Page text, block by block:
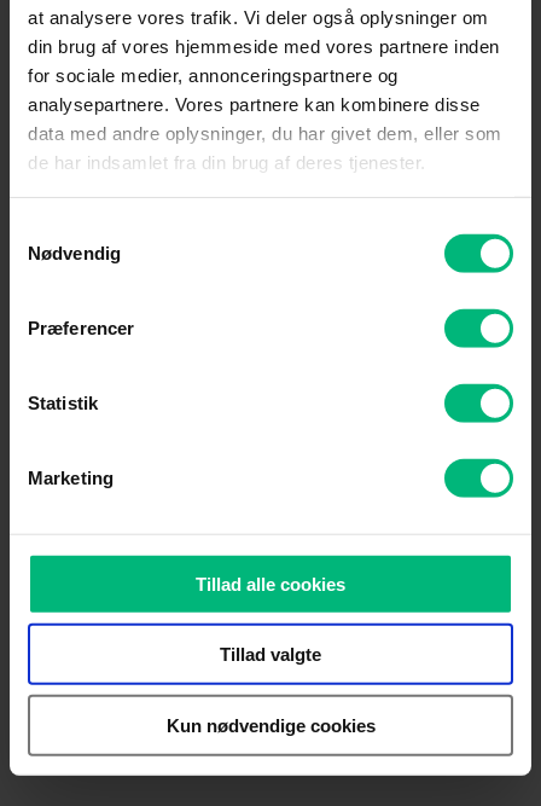
at analysere vores trafik. Vi deler også oplysninger om
din brug af vores hjemmeside med vores partnere inden
for sociale medier, annonceringspartnere og
analysepartnere. Vores partnere kan kombinere disse
data med andre oplysninger, du har givet dem, eller som
de har indsamlet fra din brug af deres tjenester.
Nødvendig
Præferencer
Statistik
Marketing
Tillad alle cookies
Tillad valgte
Kun nødvendige cookies
Ønsket aktiveringsdato
Hemmeligt nummer
Bemærkninger